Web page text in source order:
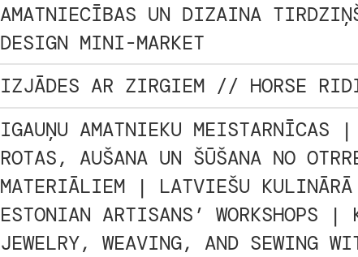
AMATNIECĪBAS UN DIZAINA
DESIGN MINI-MARKET
IZJĀDES AR ZIRGIEM // HORSE
IGAUŅU AMATNIEKU MEISTARNĪCAS |
ROTAS, AUŠANA UN ŠŪŠANA NO
MATERIĀLIEM | LATVIEŠU
ESTONIAN ARTISANS’ WORKSHOPS
JEWELRY, WEAVING, AND SEWING